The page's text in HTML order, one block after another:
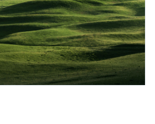
продукты,
о
с
pressure